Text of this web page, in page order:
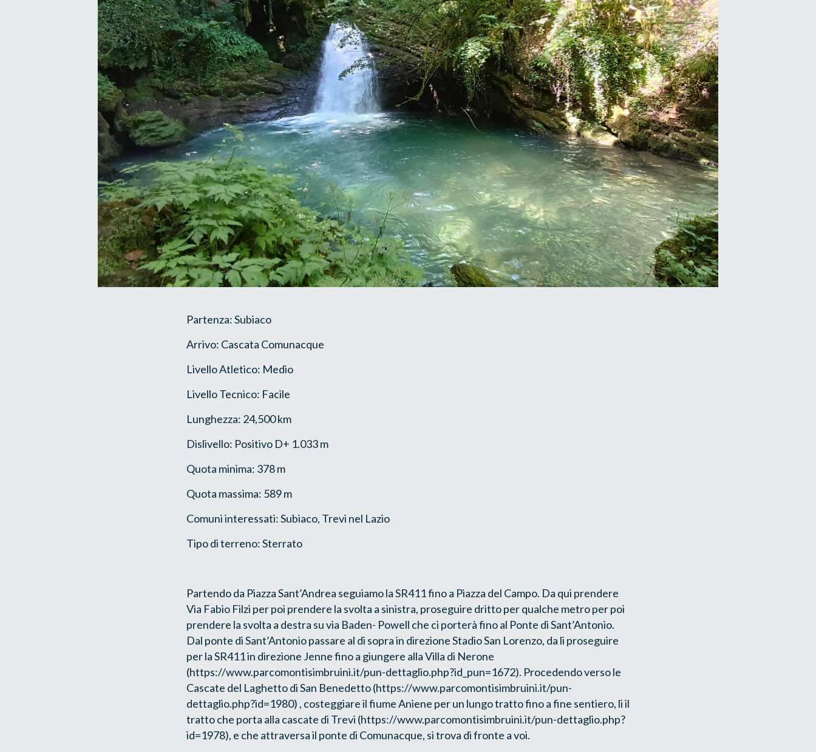
Partenza: Subiaco
Arrivo: Cascata Comunacque
Livello Atletico: Medio
Livello Tecnico: Facile
Lunghezza: 24,500 km
Dislivello: Positivo D+ 1.033 m
Quota minima: 378 m
Quota massima: 589 m
Comuni interessati: Subiaco, Trevi nel Lazio
Tipo di terreno: Sterrato
Partendo da Piazza Sant’Andrea seguiamo la SR411 fino a Piazza del Campo. Da qui prendere
Via Fabio Filzi per poi prendere la svolta a sinistra, proseguire dritto per qualche metro per poi
prendere la svolta a destra su via Baden- Powell che ci porterà fino al Ponte di Sant’Antonio.
Dal ponte di Sant’Antonio passare al di sopra in direzione Stadio San Lorenzo, da li proseguire
per la SR411 in direzione Jenne fino a giungere alla Villa di Nerone
(https://www.parcomontisimbruini.it/pun-dettaglio.php?id_pun=1672). Procedendo verso le
Cascate del Laghetto di San Benedetto (https://www.parcomontisimbruini.it/pun-
dettaglio.php?id=1980) , costeggiare il fiume Aniene per un lungo tratto fino a fine sentiero, li il
tratto che porta alla cascate di Trevi (https://www.parcomontisimbruini.it/pun-dettaglio.php?
id=1978), e che attraversa il ponte di Comunacque, si trova di fronte a voi.